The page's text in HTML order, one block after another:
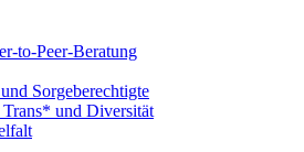
to-Peer-Beratung
Sorgeberechtigte
und Diversität